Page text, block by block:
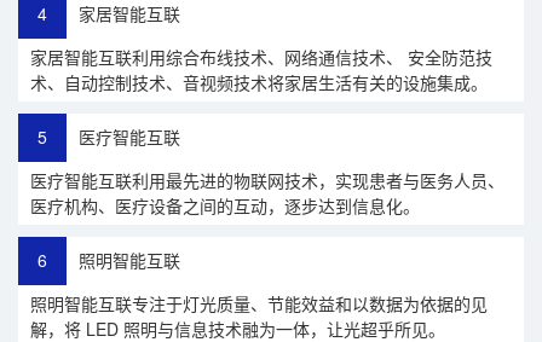
4
家居智能互联
家居智能互联利用综合布线技术、网络通信技术、 安全防范技
术、自动控制技术、音视频技术将家居生活有关的设施集成。
5
医疗智能互联
医疗智能互联利用最先进的物联网技术，实现患者与医务人员、
医疗机构、医疗设备之间的互动，逐步达到信息化。
6
照明智能互联
照明智能互联专注于灯光质量、节能效益和以数据为依据的见
解，将 LED 照明与信息技术融为一体，让光超乎所见。